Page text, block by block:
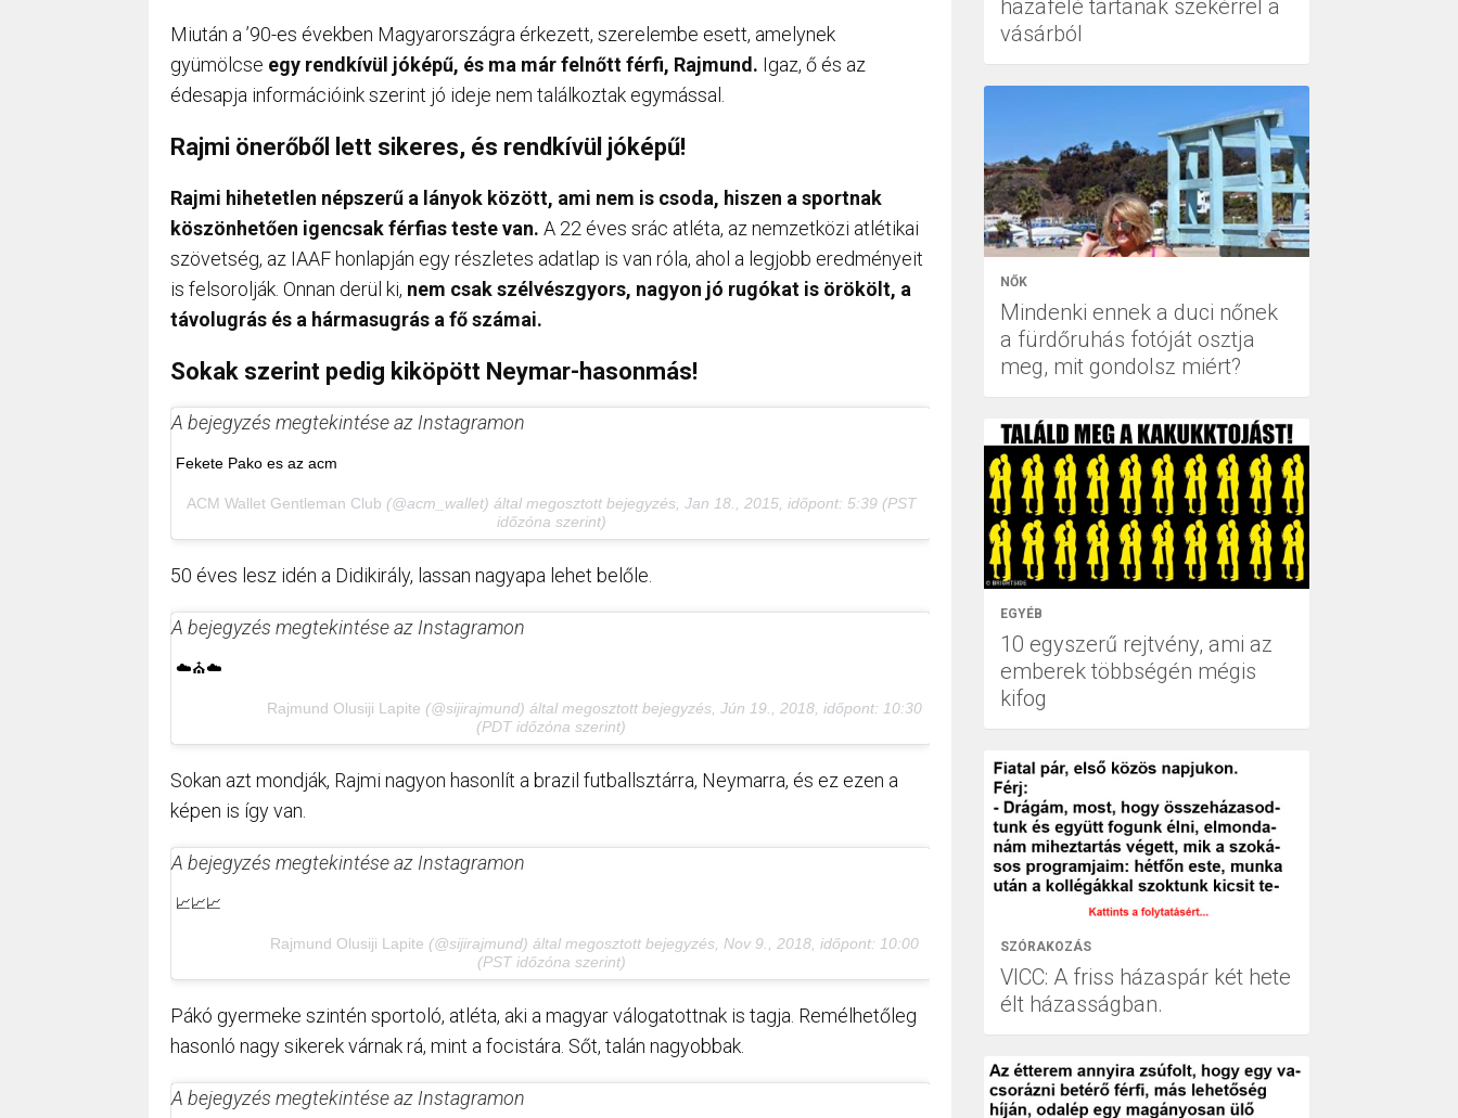
Miután a ’90-es években Magyarországra érkezett, szerelembe esett, amelynek
gyümölcse egy rendkívül jóképű, és ma már felnőtt férfi, Rajmund. Igaz, ő és az
édesapja információink szerint jó ideje nem találkoztak egymással.
Rajmi önerőből lett sikeres, és rendkívül jóképű!
Rajmi hihetetlen népszerű a lányok között, ami nem is csoda, hiszen a sportnak
köszönhetően igencsak férfias teste van. A 22 éves srác atléta, az nemzetközi atlétikai
szövetség, az IAAF honlapján egy részletes adatlap is van róla, ahol a legjobb eredményeit
is felsorolják. Onnan derül ki, nem csak szélvészgyors, nagyon jó rugókat is örökölt, a
távolugrás és a hármasugrás a fő számai.
Sokak szerint pedig kiköpött Neymar-hasonmás!
A bejegyzés megtekintése az Instagramon
Fekete Pako es az acm
ACM Wallet Gentleman Club (@acm_wallet) által megosztott bejegyzés, Jan 18., 2015, időpont: 5:39 (PST
időzóna szerint)
50 éves lesz idén a Didikirály, lassan nagyapa lehet belőle.
A bejegyzés megtekintése az Instagramon
☁️⛪️☁️
⠀⠀⠀⠀⠀⠀⠀⠀Rajmund Olusiji Lapite (@sijirajmund) által megosztott bejegyzés, Jún 19., 2018, időpont: 10:30
(PDT időzóna szerint)
Sokan azt mondják, Rajmi nagyon hasonlít a brazil futballsztárra, Neymarra, és ez ezen a
képen is így van.
A bejegyzés megtekintése az Instagramon
📈📈📈
⠀⠀⠀⠀⠀⠀⠀⠀Rajmund Olusiji Lapite (@sijirajmund) által megosztott bejegyzés, Nov 9., 2018, időpont: 10:00
(PST időzóna szerint)
Pákó gyermeke szintén sportoló, atléta, aki a magyar válogatottnak is tagja. Remélhetőleg
hasonló nagy sikerek várnak rá, mint a focistára. Sőt, talán nagyobbak.
A bejegyzés megtekintése az Instagramon
hazafelé tartanak szekérrel a
vásárból
NŐK
Mindenki ennek a duci nőnek
a fürdőruhás fotóját osztja
meg, mit gondolsz miért?
EGYÉB
10 egyszerű rejtvény, ami az
emberek többségén mégis
kifog
SZÓRAKOZÁS
VICC: A friss házaspár két hete
élt házasságban.